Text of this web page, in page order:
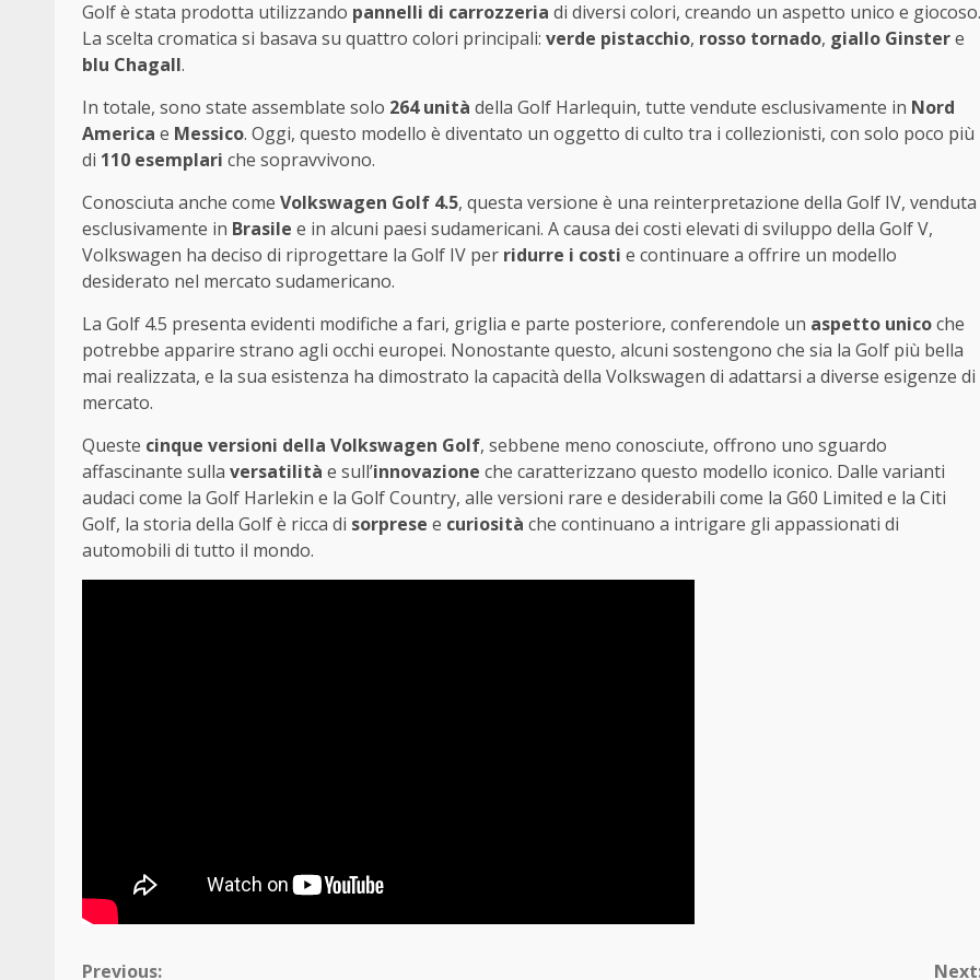
Golf è stata prodotta utilizzando pannelli di carrozzeria di diversi colori, creando un aspetto unico e giocoso.
La scelta cromatica si basava su quattro colori principali: verde pistacchio, rosso tornado, giallo Ginstere
blu Chagall.
In totale, sono state assemblate solo 264 unità della Golf Harlequin, tutte vendute esclusivamente in Nord
America e Messico. Oggi, questo modello è diventato un oggetto di culto tra i collezionisti, con solo poco più
di 110 esemplari che sopravvivono.
Conosciuta anche come Volkswagen Golf 4.5, questa versione è una reinterpretazione della Golf IV, venduta
esclusivamente in Brasile e in alcuni paesi sudamericani. A causa dei costi elevati di sviluppo della Golf V,
Volkswagen ha deciso di riprogettare la Golf IV per ridurre i costi e continuare a offrire un modello
desiderato nel mercato sudamericano.
La Golf 4.5 presenta evidenti modifiche a fari, griglia e parte posteriore, conferendole un aspetto unicoche
potrebbe apparire strano agli occhi europei. Nonostante questo, alcuni sostengono che sia la Golf più bella
mai realizzata, e la sua esistenza ha dimostrato la capacità della Volkswagen di adattarsi a diverse esigenze di
mercato.
Queste cinque versioni della Volkswagen Golf, sebbene meno conosciute, offrono uno sguardo
affascinante sulla versatilità e sull’innovazione che caratterizzano questo modello iconico. Dalle varianti
audaci come la Golf Harlekin e la Golf Country, alle versioni rare e desiderabili come la G60 Limited e la Citi
Golf, la storia della Golf è ricca di sorprese e curiosità che continuano a intrigare gli appassionati di
automobili di tutto il mondo.
Previous: